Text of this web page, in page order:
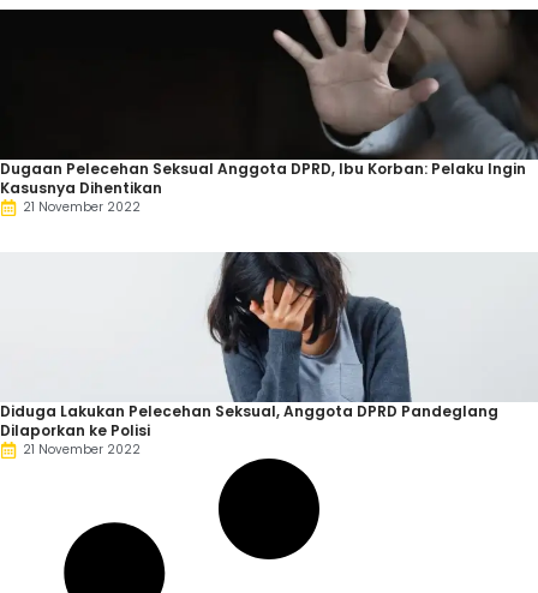
Dugaan Pelecehan Seksual Anggota DPRD, Ibu Korban: Pelaku Ingin
Kasusnya Dihentikan
21 November 2022
Diduga Lakukan Pelecehan Seksual, Anggota DPRD Pandeglang
Dilaporkan ke Polisi
21 November 2022